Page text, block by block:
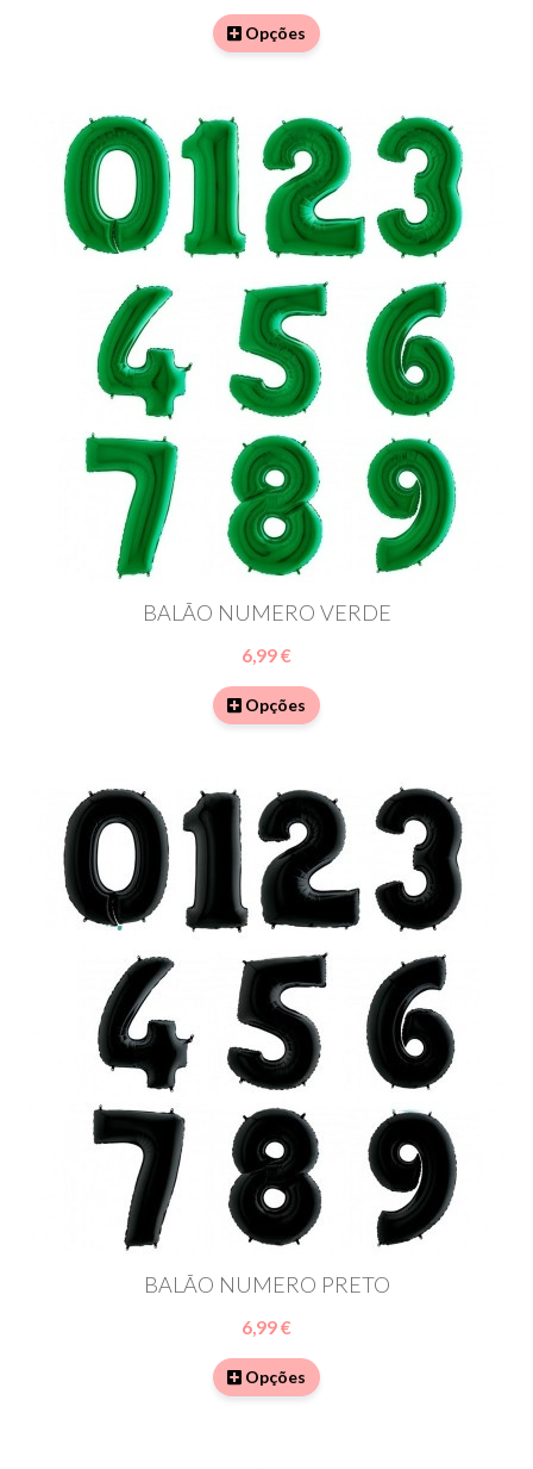
Opções
BALÃO NUMERO VERDE
6,99 €
Opções
BALÃO NUMERO PRETO
6,99 €
Opções